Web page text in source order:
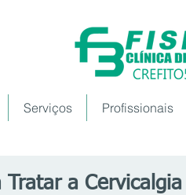
Serviços Profissionais
a Cervicalgia